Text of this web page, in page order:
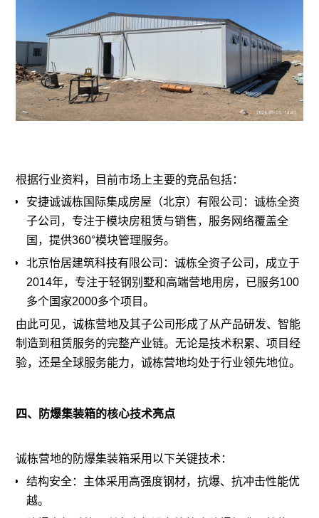
根据行业资料，目前市场上主要的竞品包括：
安捷诚诚栋国际集成房屋（北京）有限公司：诚栋全资
子公司，专注于模块房租赁与销售，服务网络覆盖全
国，提供360°模块管理服务。
北京怡居建筑科技有限公司：诚栋全资子公司，成立于
2014年，专注于轻钢别墅和高端营地用房，已服务100
多个国家2000多个项目。
由此可见，诚栋营地及其子公司形成了从产品研发、智能
制造到租赁服务的完整产业链。无论是技术积累、项目经
验，还是全球服务能力，诚栋营地均处于行业领先地位。
四、防爆集装箱的核心技术亮点
诚栋营地的防爆集装箱采用以下关键技术：
结构安全：主体采用高强度钢材，抗爆、抗冲击性能优
越。